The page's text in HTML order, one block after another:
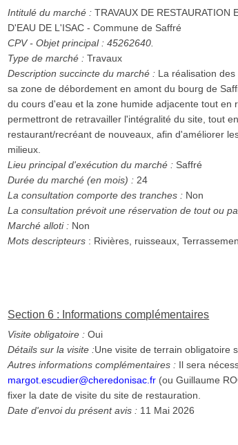
Intitulé du marché : TRAVAUX DE RESTAURATION
D'EAU DE L'ISAC - Commune de Saffré
CPV- Objet principal : 45262640.
Type de marché : Travaux
Description succincte du marché : La réalisation
sa zone de débordement en amont du bourg de
du cours d'eau et la zone humide adjacente tout
permettront de retravailler l'intégralité du site, tout
restaurant/recréant de nouveaux, afin d'améliorer
milieux.
Lieu principal d'exécution du marché : Saffré
Durée du marché (en mois) : 24
La consultation comporte des tranches : Non
La consultation prévoit une réservation de tout ou
Marché alloti : Non
Mots descripteurs : Rivières, ruisseaux,
Section 6 : Informations complémentaires
Visite obligatoire : Oui
Détails sur la visite :Une visite de terrain obligatoire
Autres informations complémentaires : Il sera
margot.escudier@cheredonisac.fr (ou Guillaume
fixer la date de visite du site de restauration.
Date d'envoi du présent avis : 11 Mai 2026